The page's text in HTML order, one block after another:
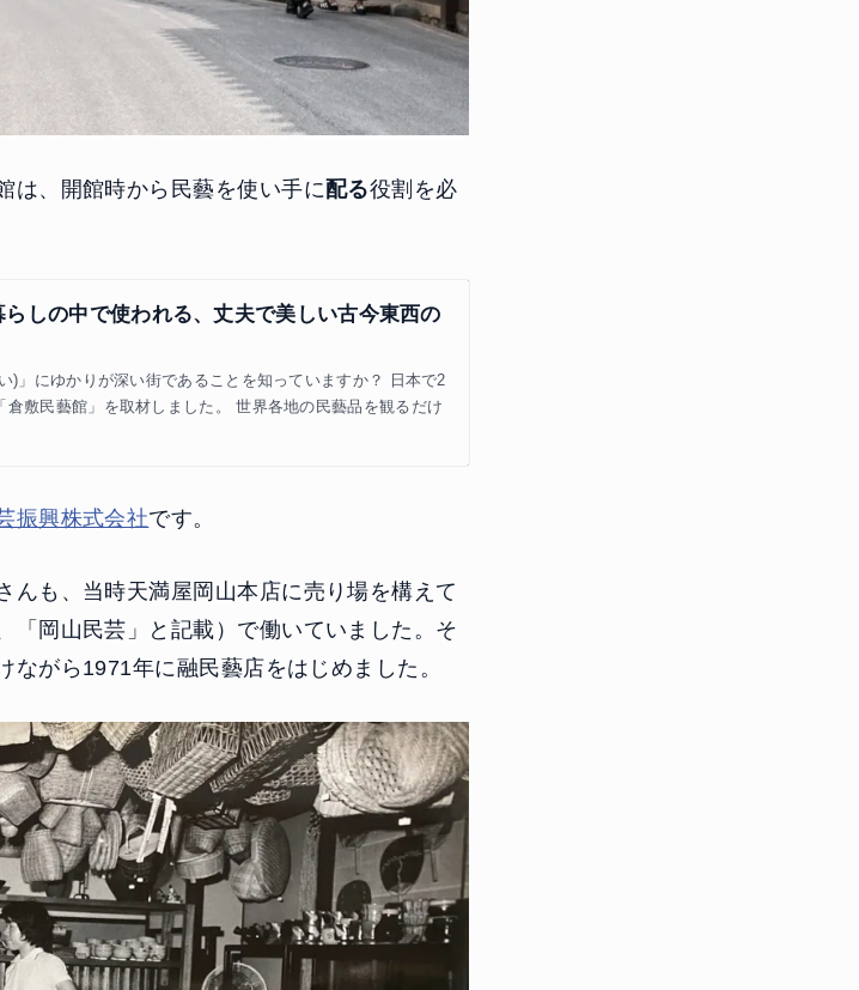
は、開館時から民藝を使い手に配る役割を必
しの中で使われる、丈夫で美しい古今東西の
)」にゆかりが深い街であることを知っていますか？ 日本で2
倉敷民藝館」を取材しました。 世界各地の民藝品を観るだけ
振興株式会社です。
んも、当時天満屋岡山本店に売り場を構えて
「岡山民芸」と記載）で働いていました。そ
がら1971年に融民藝店をはじめました。